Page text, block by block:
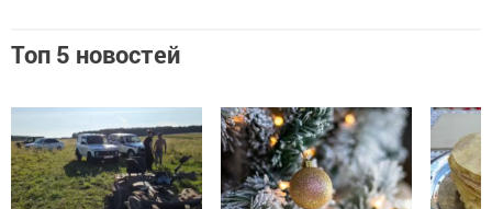
Топ 5 новостей